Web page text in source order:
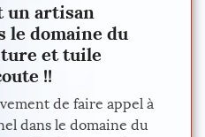
un artisan
le domaine du
et tuile
!!
de faire appel à
dans le domaine du